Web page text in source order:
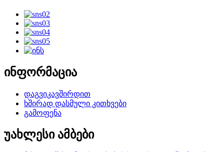
ინფორმაცია
დაგვიკავშირდით
ხშირად დასმული კითხვები
გამოფენა
უახლესი ამბები